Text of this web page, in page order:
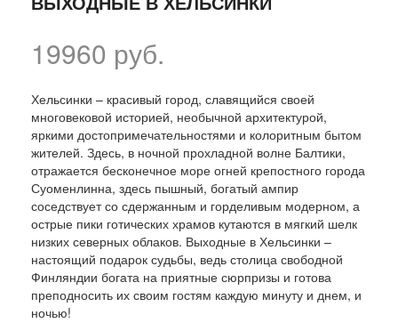
19960 руб.
Хельсинки – красивый город, славящийся своей
многовековой историей, необычной архитектурой,
яркими достопримечательностями и колоритным бытом
жителей. Здесь, в ночной прохладной волне Балтики,
отражается бесконечное море огней крепостного города
Суоменлинна, здесь пышный, богатый ампир
соседствует со сдержанным и горделивым модерном, а
острые пики готических храмов кутаются в мягкий шелк
низких северных облаков. Выходные в Хельсинки –
настоящий подарок судьбы, ведь столица свободной
Финляндии богата на приятные сюрпризы и готова
преподносить их своим гостям каждую минуту и днем, и
ночью!